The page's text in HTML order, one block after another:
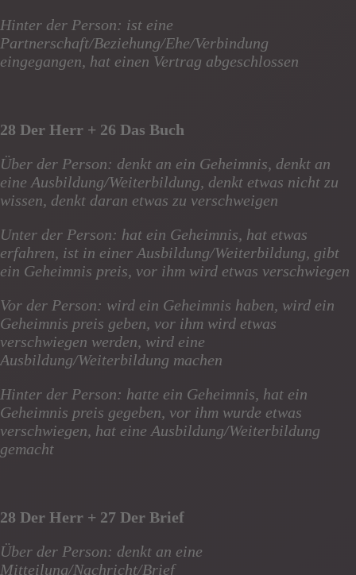
Hinter der Person: ist eine
Partnerschaft/Beziehung/Ehe/Verbindung
eingegangen, hat einen Vertrag abgeschlossen
28 Der Herr + 26 Das Buch
Über der Person: denkt an ein Geheimnis, denkt an
eine Ausbildung/Weiterbildung, denkt etwas nicht zu
wissen, denkt daran etwas zu verschweigen
Unter der Person: hat ein Geheimnis, hat etwas
erfahren, ist in einer Ausbildung/Weiterbildung, gibt
ein Geheimnis preis, vor ihm wird etwas verschwiegen
Vor der Person: wird ein Geheimnis haben, wird ein
Geheimnis preis geben, vor ihm wird etwas
verschwiegen werden, wird eine
Ausbildung/Weiterbildung machen
Hinter der Person: hatte ein Geheimnis, hat ein
Geheimnis preis gegeben, vor ihm wurde etwas
verschwiegen, hat eine Ausbildung/Weiterbildung
gemacht
28 Der Herr + 27 Der Brief
Über der Person: denkt an eine
Mitteilung/Nachricht/Brief